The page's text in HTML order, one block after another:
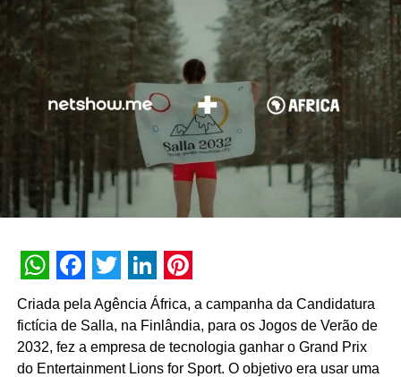
WhatsApp
Facebook
Twitter
LinkedIn
Pinterest
Criada pela Agência África, a campanha da Candidatura
fictícia de Salla, na Finlândia, para os Jogos de Verão de
2032, fez a empresa de tecnologia ganhar o Grand Prix
do Entertainment Lions for Sport. O objetivo era usar uma